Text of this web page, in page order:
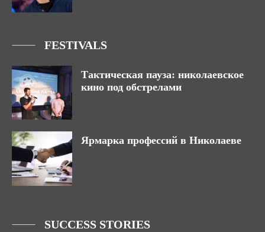
FESTIVALS
Тактическая пауза: николаевское
кино под обстрелами
Ярмарка профессий в Николаеве
SUCCESS STORIES